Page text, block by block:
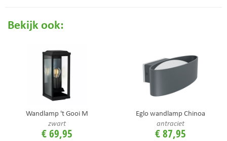
Bekijk ook:
Wandlamp 't Gooi M
zwart
€69,95
Eglo wandlamp Chinoa
antraciet
€87,95